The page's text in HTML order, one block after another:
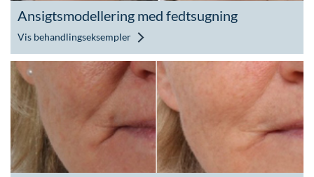
Ansigtsmodellering med fedtsugning
Vis behandlingseksempler